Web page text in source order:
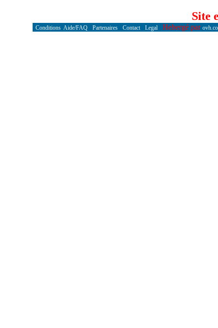
Site
Conditions Aide/FAQ Partenaires Contact Legal Hebergé par